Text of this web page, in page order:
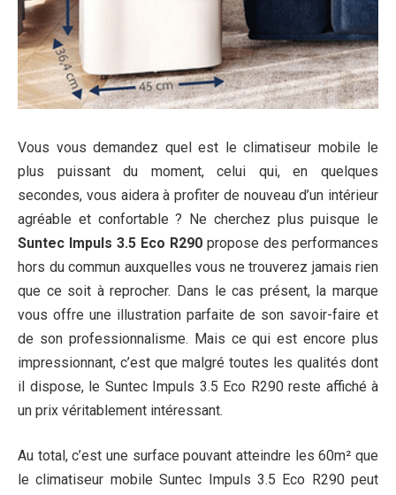
Vous vous demandez quel est le climatiseur mobile le
plus puissant du moment, celui qui, en quelques
secondes, vous aidera à profiter de nouveau d’un intérieur
agréable et confortable ? Ne cherchez plus puisque le
Suntec Impuls 3.5 Eco R290 propose des performances
hors du commun auxquelles vous ne trouverez jamais rien
que ce soit à reprocher. Dans le cas présent, la marque
vous offre une illustration parfaite de son savoir-faire et
de son professionnalisme. Mais ce qui est encore plus
impressionnant, c’est que malgré toutes les qualités dont
il dispose, le Suntec Impuls 3.5 Eco R290 reste affiché à
un prix véritablement intéressant.
Au total, c’est une surface pouvant atteindre les 60m² que
le climatiseur mobile Suntec Impuls 3.5 Eco R290 peut